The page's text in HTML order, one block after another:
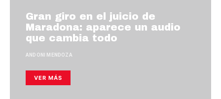
Gran giro en el juicio de
Maradona: aparece un audio
que cambia todo
ANDONI MENDOZA
VER MÁS